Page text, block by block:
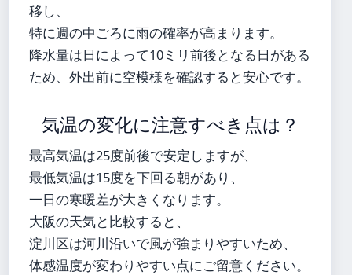
移し、
特に週の中ごろに雨の確率が高まります。
降水量は日によって10ミリ前後となる日がある
ため、外出前に空模様を確認すると安心です。
気温の変化に注意すべき点は？
最高気温は25度前後で安定しますが、
最低気温は15度を下回る朝があり、
一日の寒暖差が大きくなります。
大阪の天気と比較すると、
淀川区は河川沿いで風が強まりやすいため、
体感温度が変わりやすい点にご留意ください。